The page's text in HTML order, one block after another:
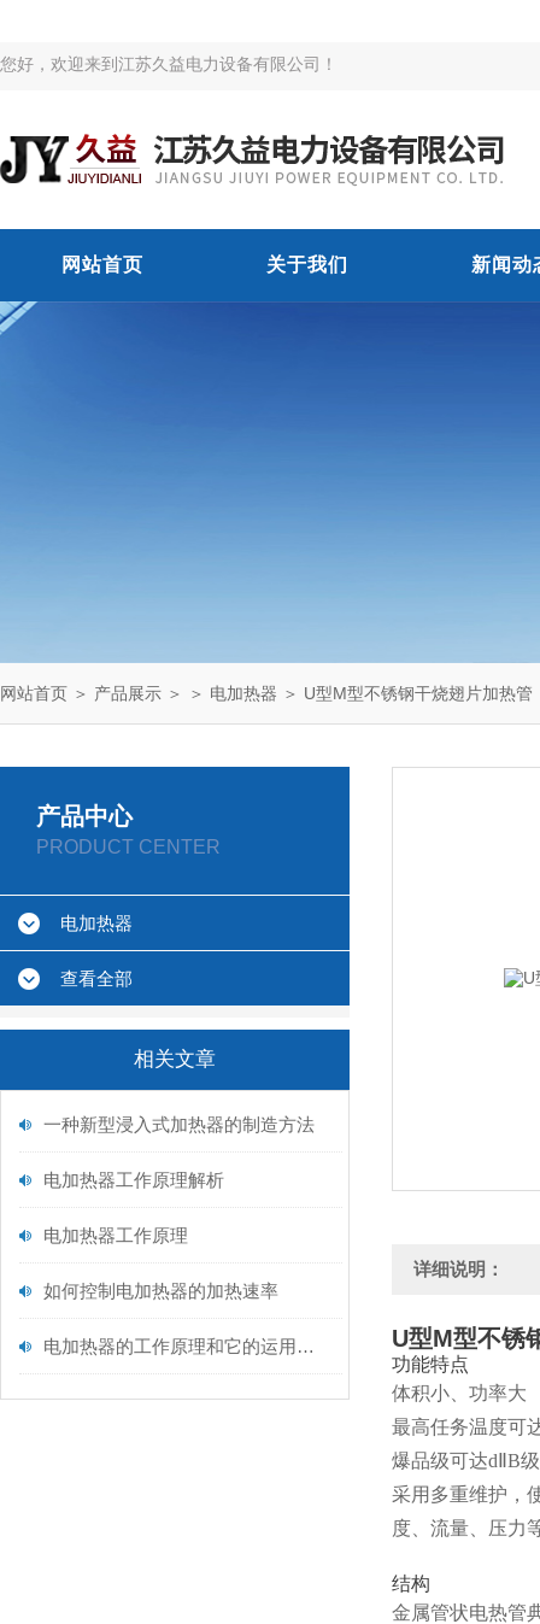
您好，欢迎来到江苏久益电力设备有限公司！
网站首页 关于我们 新闻动
网站首页 ＞ 产品展示 ＞ ＞ 电加热器 ＞ U型M型不锈钢干烧翅片加热管
产品中心
PRODUCT CENTER
电加热器
查看全部
相关文章
一种新型浸入式加热器的制造方法
电加热器工作原理解析
电加热器工作原理
如何控制电加热器的加热速率
电加热器的工作原理和它的运用范围
详细说明：
U型M型不锈
功能特点
体积小、功率大
最高任务温度可
爆品级可达dⅡB
采用多重维护，
度、流量、压力
结构
金属管状电热管